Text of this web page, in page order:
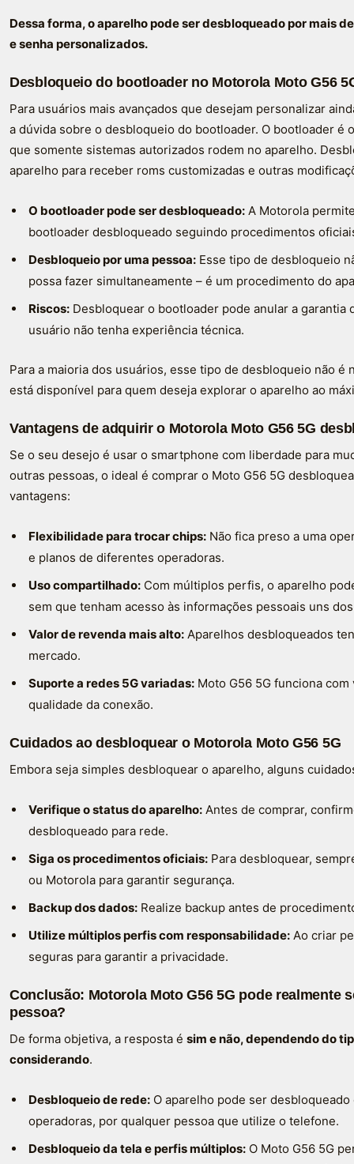
Dessa forma, o aparelho pode ser desbloqueado por mais
e senha personalizados.
Desbloqueio do bootloader no Motorola Moto G56
Para usuários mais avançados que desejam personalizar
a dúvida sobre o desbloqueio do bootloader. O bootloader é
que somente sistemas autorizados rodem no aparelho.
aparelho para receber roms customizadas e outras
O bootloader pode ser desbloqueado: A Motorola
bootloader desbloqueado seguindo procedimentos
Desbloqueio por uma pessoa: Esse tipo de desbloqueio
possa fazer simultaneamente – é um procedimento do
Riscos: Desbloquear o bootloader pode anular a
usuário não tenha experiência técnica.
Para a maioria dos usuários, esse tipo de desbloqueio não
está disponível para quem deseja explorar o aparelho ao
Vantagens de adquirir o Motorola Moto G56 5G
Se o seu desejo é usar o smartphone com liberdade para
outras pessoas, o ideal é comprar o Moto G56 5G
vantagens:
Flexibilidade para trocar chips: Não fica preso a uma
e planos de diferentes operadoras.
Uso compartilhado: Com múltiplos perfis, o aparelho
sem que tenham acesso às informações pessoais uns
Valor de revenda mais alto: Aparelhos desbloqueados
mercado.
Suporte a redes 5G variadas: Moto G56 5G funciona
qualidade da conexão.
Cuidados ao desbloquear o Motorola Moto G56 5G
Embora seja simples desbloquear o aparelho, alguns
Verifique o status do aparelho: Antes de comprar,
desbloqueado para rede.
Siga os procedimentos oficiais: Para desbloquear,
ou Motorola para garantir segurança.
Backup dos dados: Realize backup antes de
Utilize múltiplos perfis com responsabilidade: Ao criar
seguras para garantir a privacidade.
Conclusão: Motorola Moto G56 5G pode realmente
pessoa?
De forma objetiva, a resposta é sim e não, dependendo do
considerando.
Desbloqueio de rede: O aparelho pode ser
operadoras, por qualquer pessoa que utilize o telefone.
Desbloqueio da tela e perfis múltiplos: O Moto G56 5G